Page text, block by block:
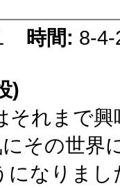
時間: 8-
)
それまで
その世界
になりま